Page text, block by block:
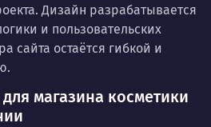
Дизайн разрабатывается
и пользовательских
сайта остаётся гибкой и
магазина косметики